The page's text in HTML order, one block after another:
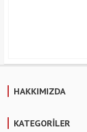
HAKKIMIZDA
KATEGORİLER